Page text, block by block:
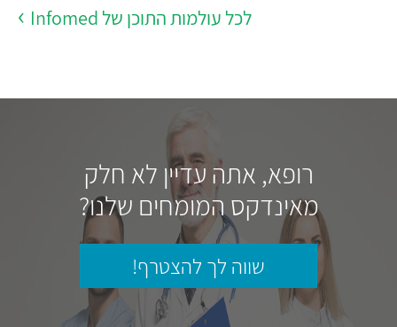
לכל עולמות התוכן של Infomed
רופא, אתה עדיין לא חלק
מאינדקס המומחים שלנו?
שווה לך להצטרף!